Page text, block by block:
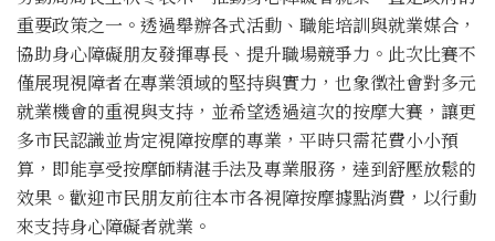
重要政策之一。透過舉辦各式活動、職能培訓與就業媒合，
協助身心障礙朋友發揮專長、提升職場競爭力。此次比賽不
僅展現視障者在專業領域的堅持與實力，也象徵社會對多元
就業機會的重視與支持，並希望透過這次的按摩大賽，讓更
多市民認識並肯定視障按摩的專業，平時只需花費小小預
算，即能享受按摩師精湛手法及專業服務，達到舒壓放鬆的
效果。歡迎市民朋友前往本市各視障按摩據點消費，以行動
來支持身心障礙者就業。